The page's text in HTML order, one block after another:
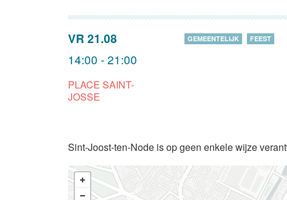
VR 21.08
14:00 - 21:00
PLACE SAINT-
JOSSE
GEMEENTELIJK FEEST
Sint-Joost-ten-Node is op geen enkele wijze